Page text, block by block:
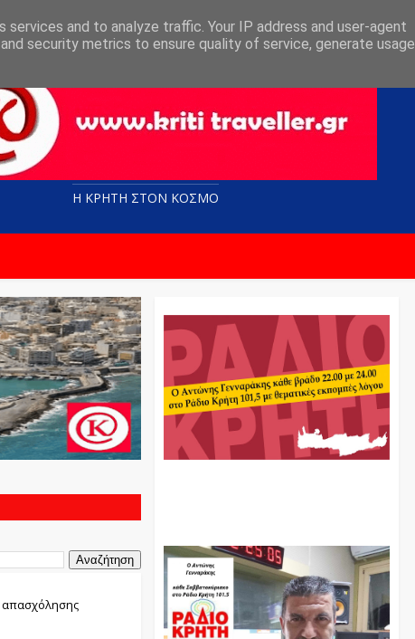
Η ΚΡΗΤΗ ΣΤΟN KOΣΜΟ
απασχόλησης
and to analyze traffic. Your IP address and user-agent
security metrics to ensure quality of service, generate usage